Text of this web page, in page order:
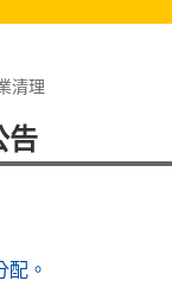
清理
告
配。